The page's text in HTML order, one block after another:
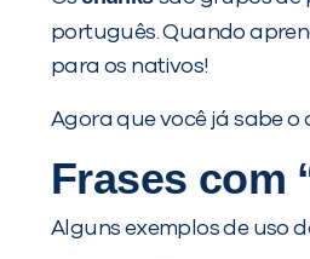
português. Quando
para os nativos!
Agora que você já sabe o
Frases com
Alguns exemplos de uso